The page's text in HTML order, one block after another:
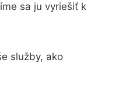
sa ju vyriešiť k
služby, ako